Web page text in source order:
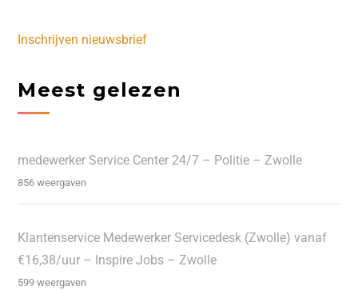
Inschrijven nieuwsbrief
Meest gelezen
medewerker Service Center 24/7 – Politie – Zwolle
856 weergaven
Klantenservice Medewerker Servicedesk (Zwolle) vanaf
€16,38/uur – Inspire Jobs – Zwolle
599 weergaven